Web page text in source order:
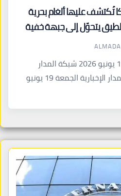
تُكتشف عليها ألغام بحرية
يتحوّل إلى جبهة خفية
نشرة المدار الإخبارية — 19 يونيو 2026 شبكة المدار
الإعلامية الأوروبية نشرة المدار الإخبارية الجمعة 19 يونيو